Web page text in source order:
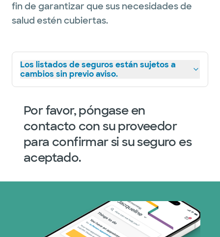
fin de garantizar que sus necesidades de
salud estén cubiertas.
Los listados de seguros están sujetos a
cambios sin previo aviso.
Por favor, póngase en
contacto con su proveedor
para confirmar si su seguro es
aceptado.